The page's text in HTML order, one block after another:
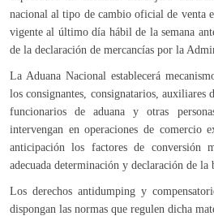
nacional al tipo de cambio oficial de venta
vigente al último día hábil de la semana
de la declaración de mercancías por la
La Aduana Nacional establecerá
los consignantes, consignatarios, auxiliares
funcionarios de aduana y otras
intervengan en operaciones de comercio
anticipación los factores de conversión
adecuada determinación y declaración de la
Los derechos antidumping y
dispongan las normas que regulen dicha